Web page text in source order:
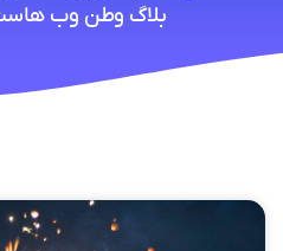
بلاگ وطن وب هاست